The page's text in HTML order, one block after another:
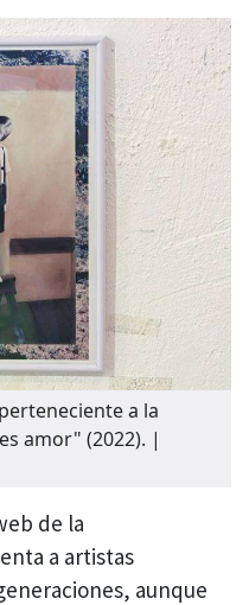
a la
amor" (2022). |
de la
a artistas
aunque